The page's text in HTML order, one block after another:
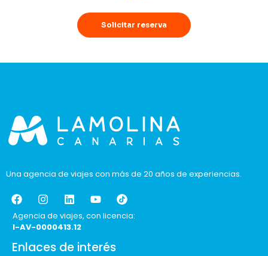
Solicitar reserva
Una agencia de viajes con más de 20 años de experiencias.
Agencia de viajes, con licencia:
I-AV-0000413.12
Enlaces de interés